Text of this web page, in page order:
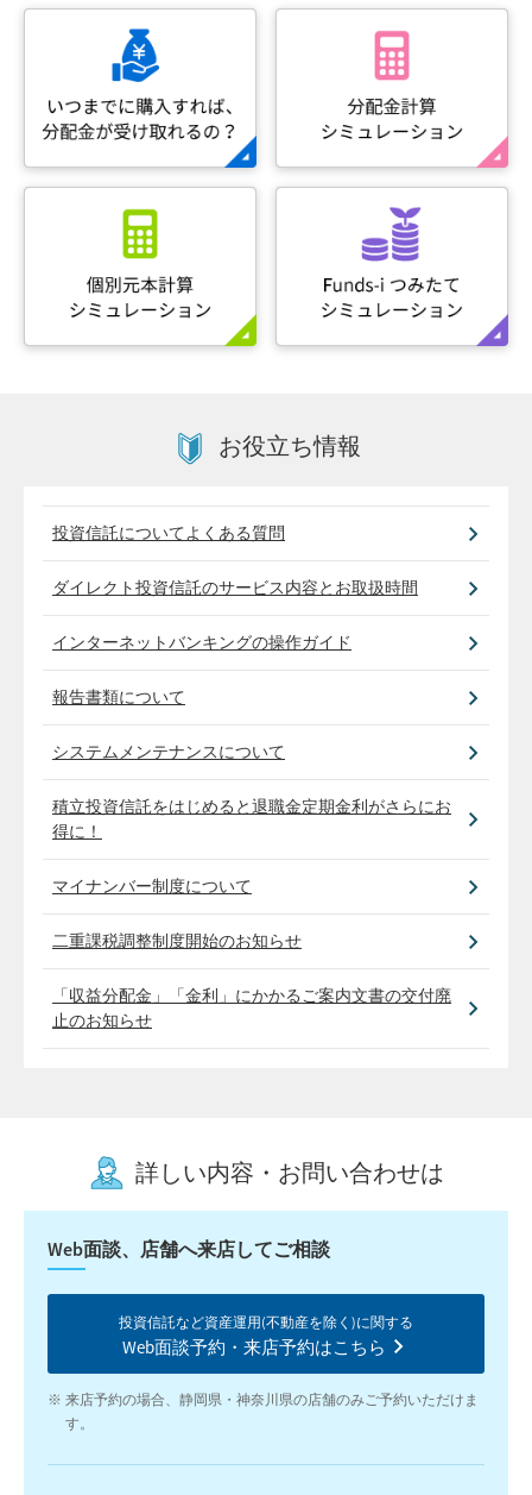
2024.03.29
投資信託・公共債にかかる約款・規定の改定について
受付一時停止のお知らせ
2023.12.15
投資信託の商品ラインナップの見直しについて
2023.08.04
【重要】JPM・BRICS5 設定・解約申込について
お役立ち情報
投資信託についてよくある質問
ダイレクト投資信託のサービス内容とお取扱時間
インターネットバンキングの操作ガイド
報告書類について
システムメンテナンスについて
積立投資信託をはじめると退職金定期金利がさらにお
得に！
マイナンバー制度について
二重課税調整制度開始のお知らせ
「収益分配金」「金利」にかかるご案内文書の交付廃
止のお知らせ
詳しい内容・お問い合わせは
Web面談、店舗へ来店してご相談
投資信託など資産運用(不動産を除く)に関する
Web面談予約・来店予約はこちら
来店予約の場合、静岡県・神奈川県の店舗のみご予約いただけま
す。